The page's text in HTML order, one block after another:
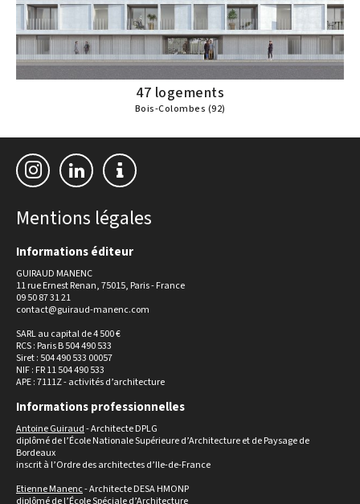
47 logements
Bois-Colombes (92)
Mentions légales
Informations éditeur
GUIRAUD MANENC
11 rue Ernest Renan, 75015, Paris - France
09 50 87 31 21
contact@guiraud-manenc.com
SARL au capital de 4 500 €
RCS : Paris B 504 490 533
Siret : 504 490 533 00057
NIF : FR 11 504 490 533
APE : 7111Z - activités d’architecture
Informations professionnelles
Antoine Guiraud- Architecte DPLG
diplômé de l’École Nationale Supérieure d’Architecture et de Paysage de
Bordeaux
inscrit à l’Ordre des architectes d’Ile-de-France
Etienne Manenc- Architecte DESA HMONP